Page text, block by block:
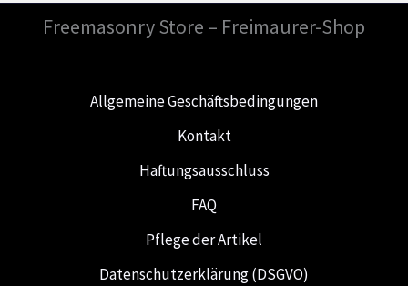
Freemasonry Store – Freimaurer-Shop
Allgemeine Geschäftsbedingungen
Kontakt
Haftungsausschluss
FAQ
Pflege der Artikel
Datenschutzerklärung (DSGVO)